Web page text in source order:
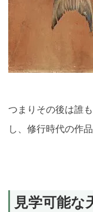
つまりその後は誰
し、修行時代の作品
見学可能な